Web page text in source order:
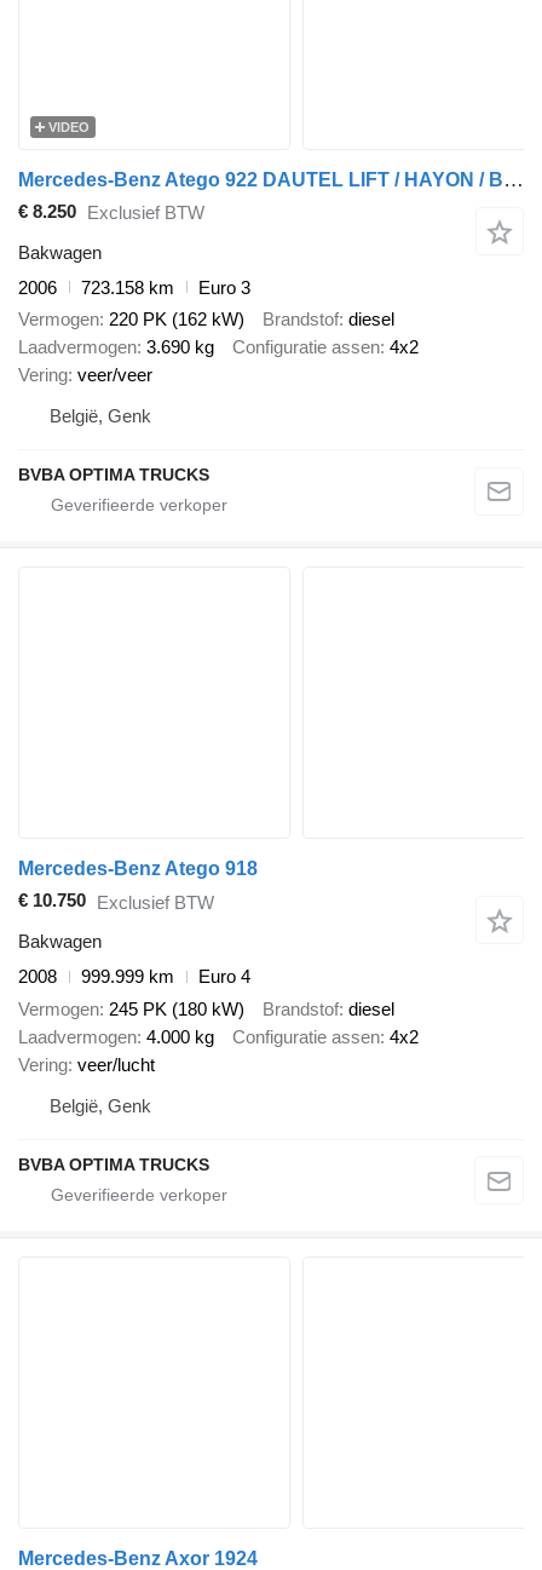
VIDEO
Mercedes-Benz Atego 922 DAUTEL LIFT / HAYON / BLATT-BLATT/LAMMES-LAMMES/ EURO3
€ 8.250 Exclusief BTW
Bakwagen
2006
723.158 km
Euro 3
Vermogen 220 PK (162 kW) Brandstof diesel
Laadvermogen 3.690 kg Configuratie assen 4x2
Vering veer/veer
België, Genk
BVBA OPTIMA TRUCKS
Mercedes-Benz Atego 918
€ 10.750 Exclusief BTW
Bakwagen
2008
999.999 km
Euro 4
Vermogen 245 PK (180 kW) Brandstof diesel
Laadvermogen 4.000 kg Configuratie assen 4x2
Vering veer/lucht
België, Genk
BVBA OPTIMA TRUCKS
Mercedes-Benz Axor 1924